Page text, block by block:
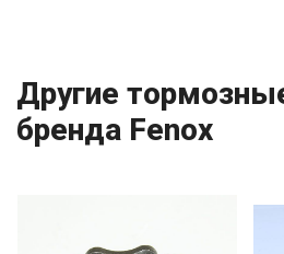
Другие
бренда Fenox